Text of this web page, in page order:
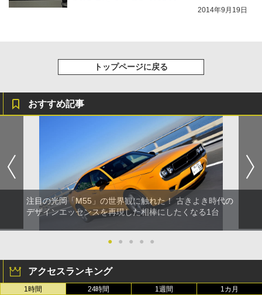
2014年9月19日
トップページに戻る
おすすめ記事
注目の光岡「M55」の世界観に触れた！ 古きよき時代の
デザインエッセンスを再現した相棒にしたくなる1台
● ● ● ● ●
アクセスランキング
1時間 24時間 1週間 1カ月